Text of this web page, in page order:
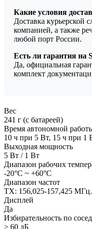
Какие условия
Доставка курьерской
компанией, а также
любой порт России.
Есть ли гарантия на
Да, официальная
комплект
Вес
241 г (с батареей)
Время автономной
10 ч при 5 Вт, 15 ч при 1
Выходная мощность
5 Вт / 1 Вт
Диапазон рабочих
-20°С ~ +60°С
Диапазон частот
TX: 156,025-157,425
Дисплей
Да
Избирательность по
> 60 дБ